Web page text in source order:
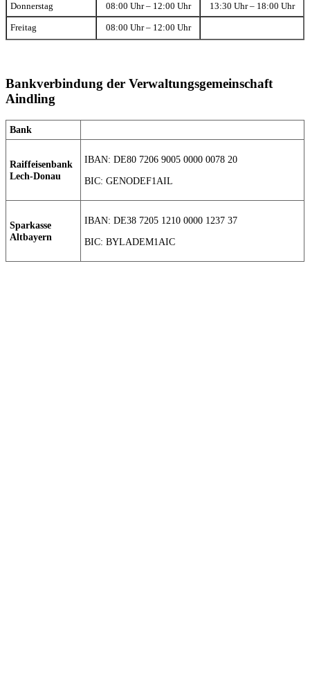
Donnerstag 08:00 Uhr – 12:00 Uhr 13:30 Uhr – 18:00 Uhr
Freitag 08:00 Uhr – 12:00 Uhr
Bankverbindung der Verwaltungsgemeinschaft
Aindling
Bank
Raiffeisenbank
Lech-Donau
IBAN: DE80 7206 9005 0000 0078 20
BIC: GENODEF1AIL
Sparkasse
Altbayern
IBAN: DE38 7205 1210 0000 1237 37
BIC: BYLADEM1AIC